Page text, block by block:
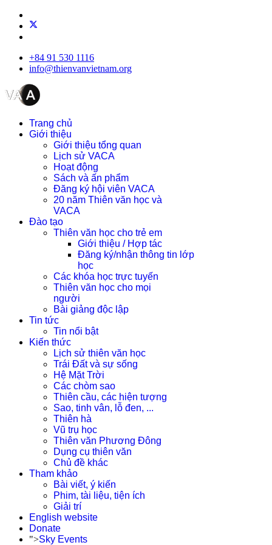
+84 91 530 1116
info@thienvanvietnam.org
Trang chủ
Giới thiệu
Giới thiệu tổng quan
Lịch sử VACA
Hoạt động
Sách và ấn phẩm
Đăng ký hội viên VACA
20 năm Thiên văn học và
VACA
Đào tạo
Thiên văn học cho trẻ em
Giới thiệu / Hợp tác
Đăng ký/nhận thông tin lớp
học
Các khóa học trực tuyến
Thiên văn học cho mọi
người
Bài giảng độc lập
Tin tức
Tin nổi bật
Kiến thức
Lịch sử thiên văn học
Trái Đất và sự sống
Hệ Mặt Trời
Các chòm sao
Thiên cầu, các hiện tượng
Sao, tinh vân, lỗ đen, ...
Thiên hà
Vũ trụ học
Thiên văn Phương Đông
Dụng cụ thiên văn
Chủ đề khác
Tham khảo
Bài viết, ý kiến
Phim, tài liệu, tiện ích
Giải trí
English website
Donate
">Sky Events